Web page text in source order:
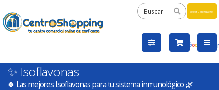
by
✨ Isoflavonas
🍀 Las mejores Isoflavonas para tu sistema inmunológico 🌿